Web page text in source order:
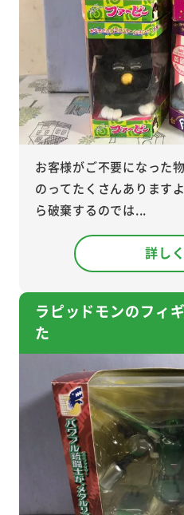
お客様がご不要になった
のってたくさんあります
ら破棄するのでは...
詳し
ラピッドモンのフィ
た